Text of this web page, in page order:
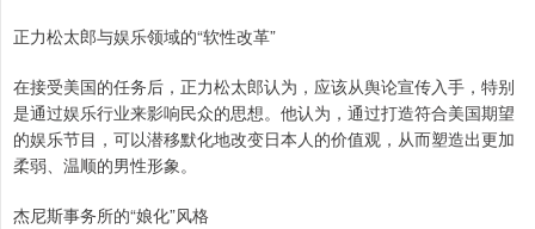
正力松太郎与娱乐领域的“软性改革”
在接受美国的任务后，正力松太郎认为，应该从舆论宣传入手，特别
是通过娱乐行业来影响民众的思想。他认为，通过打造符合美国期望
的娱乐节目，可以潜移默化地改变日本人的价值观，从而塑造出更加
柔弱、温顺的男性形象。
杰尼斯事务所的“娘化”风格